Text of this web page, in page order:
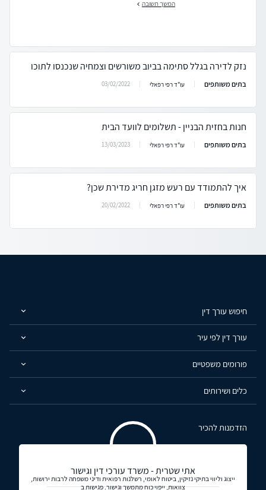
המשך תשובה
נזק לדירה בגלל סתימה בביוב משורשים וצמחיה שנכנסו לתוכו
בתים משותפים עו"ד רפי רפאלי 03/02/2022
חנות בחזית הבניין - תשלומים לוועד הבית
בתים משותפים עו"ד רפי רפאלי 13/03/2023
איך להתמודד עם רעש מזגן חריג מדירת שכן?
בתים משותפים עו"ד רפי רפאלי 20/02/2022
חיפוש עורך דין
עורך דין לפי עיר
פורומים משפטיים
כלים ושירותים
הזדמנות להכיר
אתי שטרית - משרד עורכי דין וגישור
ייצוג וליווי בתיקי נזיקין, ביטוח לאומי, רשלנות רפואית ודיני משפחה לרבות ירושות,
צוואות, ייפוי כוח מתמשך וגישור. פגישות ב